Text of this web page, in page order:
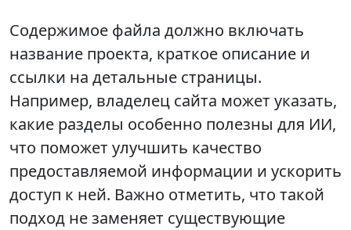
Содержимое файла должно включать
название проекта, краткое описание и
ссылки на детальные страницы.
Например, владелец сайта может указать,
какие разделы особенно полезны для ИИ,
что поможет улучшить качество
предоставляемой информации и ускорить
доступ к ней. Важно отметить, что такой
подход не заменяет существующие